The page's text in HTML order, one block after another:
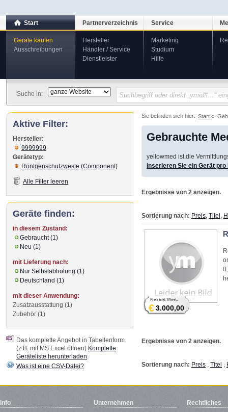
Start
Geräte kaufen
Ausschreibungen
Partnerverzeichnis
Hersteller
Händler / Service
Dienstleister
Service
Marketing
Studium
Hilfe
Suche in:
Sie befinden sich hier: Start
Gebrauchte
yellowmed ist die
inserieren Sie ein Gerät
Ergebnisse von 2 anzeigen.
Sortierung nach: Preis Titel
€3.000,00
Ergebnisse von 2 anzeigen.
Sortierung nach: Preis , Titel ,
Aktive Filter:
Hersteller:
9999999
Gerätetyp:
Röntgenschutzweste (Component)
Alle Filter leeren
Geräte finden:
in diesem Zustand:
Gebraucht (1)
Neu (1)
mit Lieferung nach:
Nur Selbstabholung (1)
Deutschland (1)
mit dieser Anwendung:
Zusatzausstattung (1)
Zubehör (1)
Das komplette Angebot in Tabellenform
(z.B. mit MS Excel öffnen) Komplette
Geräteliste herunterladen
Was ist eine CSV-Datei?
Info
Unternehmen
Rechtliches